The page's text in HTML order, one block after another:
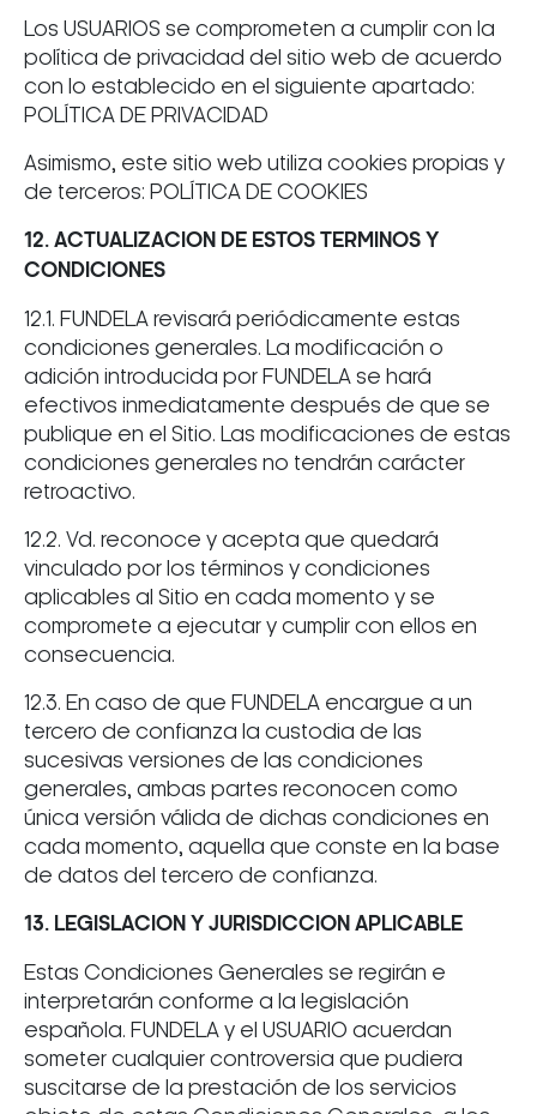
Los USUARIOS se comprometen a cumplir con la
política de privacidad del sitio web de acuerdo
con lo establecido en el siguiente apartado:
POLÍTICA DE PRIVACIDAD
Asimismo, este sitio web utiliza cookies propias y
de terceros: POLÍTICA DE COOKIES
12. ACTUALIZACION DE ESTOS TERMINOS Y
CONDICIONES
12.1. FUNDELA revisará periódicamente estas
condiciones generales. La modificación o
adición introducida por FUNDELA se hará
efectivos inmediatamente después de que se
publique en el Sitio. Las modificaciones de estas
condiciones generales no tendrán carácter
retroactivo.
12.2. Vd. reconoce y acepta que quedará
vinculado por los términos y condiciones
aplicables al Sitio en cada momento y se
compromete a ejecutar y cumplir con ellos en
consecuencia.
12.3. En caso de que FUNDELA encargue a un
tercero de confianza la custodia de las
sucesivas versiones de las condiciones
generales, ambas partes reconocen como
única versión válida de dichas condiciones en
cada momento, aquella que conste en la base
de datos del tercero de confianza.
13. LEGISLACION Y JURISDICCION APLICABLE
Estas Condiciones Generales se regirán e
interpretarán conforme a la legislación
española. FUNDELA y el USUARIO acuerdan
someter cualquier controversia que pudiera
suscitarse de la prestación de los servicios